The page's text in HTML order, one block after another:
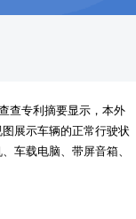
查专利摘要显示，本外
展示车辆的正常行驶状
车载电脑、带屏音箱、